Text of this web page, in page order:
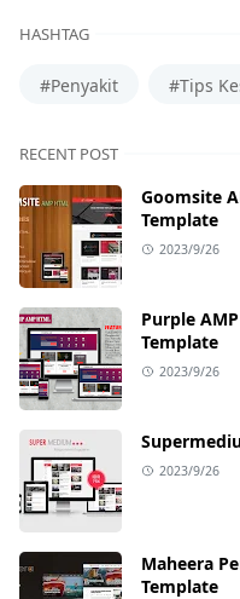
HASHTAG
#Penyakit #Tips
RECENT POST
Goomsite
Template
2023/9/26
Purple
Template
2023/9/26
2023/9/26
Maheera
Template